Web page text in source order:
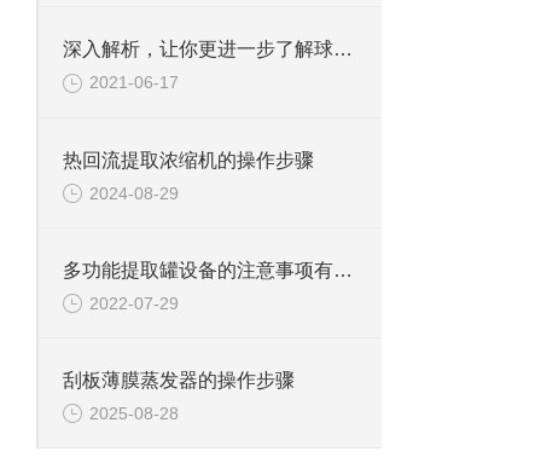
深入解析，让你更进一步了解球型浓缩器
2021-06-17
热回流提取浓缩机的操作步骤
2024-08-29
多功能提取罐设备的注意事项有哪些
2022-07-29
刮板薄膜蒸发器的操作步骤
2025-08-28